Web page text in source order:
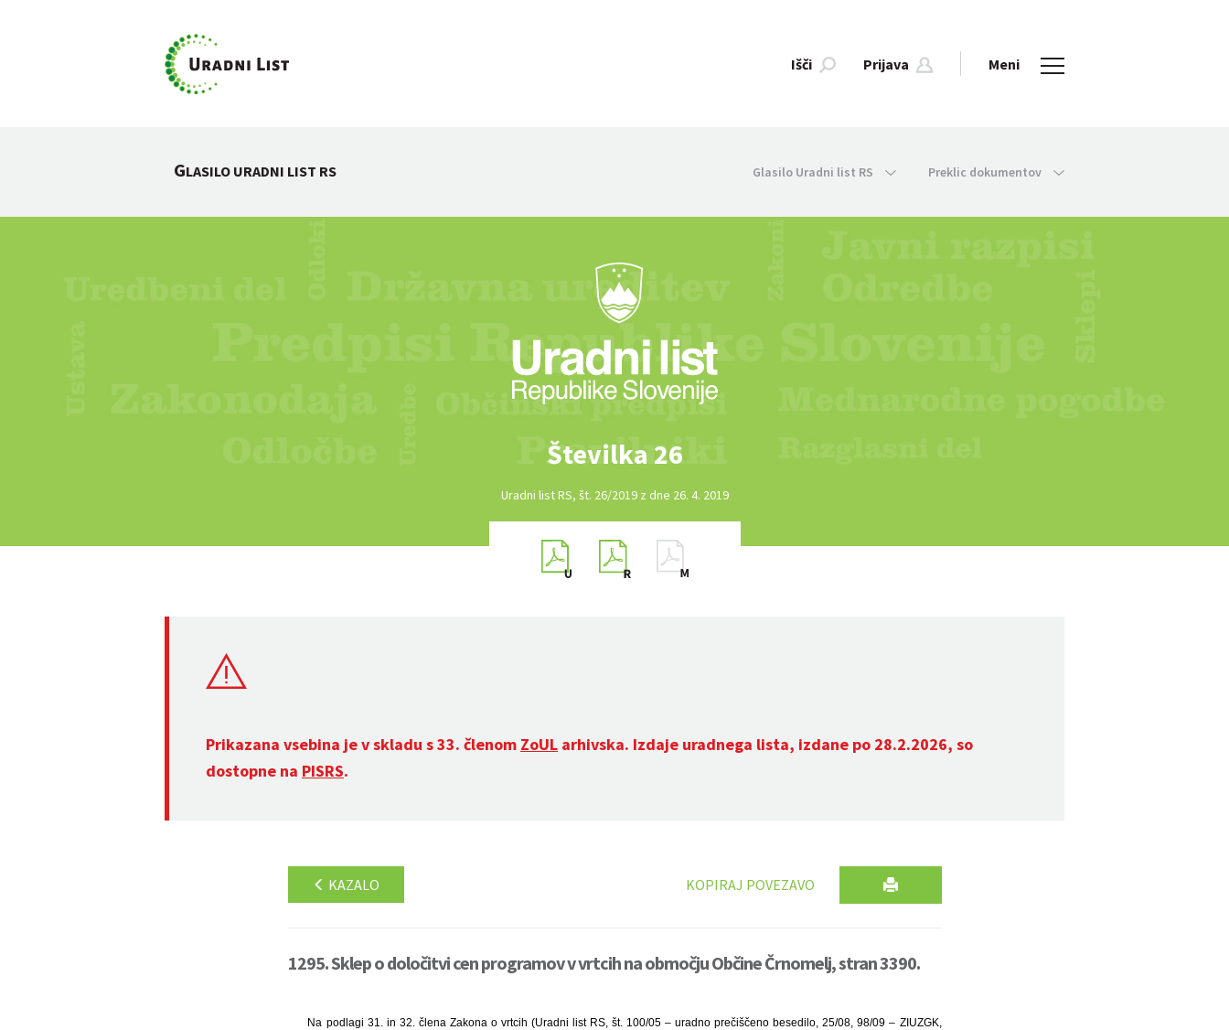
Išči Prijava Meni
GLASILO URADNI LIST RS Glasilo Uradni list RS Preklic dokumentov
Številka 26
Uradni list RS, št. 26/2019 z dne 26. 4. 2019
Prikazana vsebina je v skladu s 33. členom ZoUL arhivska. Izdaje uradnega lista, izdane po 28.2.2026, so
dostopne na PISRS.
KAZALO KOPIRAJ POVEZAVO
1295. Sklep o določitvi cen programov v vrtcih na območju Občine Črnomelj, stran 3390.
Na podlagi 31. in 32. člena Zakona o vrtcih (Uradni list RS, št. 100/05 – uradno prečiščeno besedilo, 25/08, 98/09 – ZIUZGK,